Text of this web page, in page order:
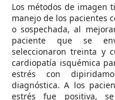
Los métodos de imagen
manejo de los pacientes
o sospechada, al
paciente que se
seleccionaron treinta y
cardiopatía isquémica
estrés con
diagnóstica. A los
estrés fue positiva,